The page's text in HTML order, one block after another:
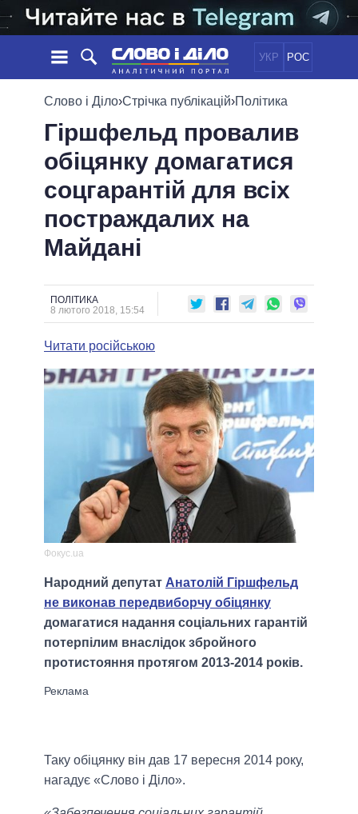
УКР РОС
НОВИНИ
СТРІЧКА
ПОДІЇ
СТАТТІ
ДУМКИ
ОГЛЯДИ
ДАЙДЖЕСТИ
ПОЛІТИКА
ЕКОНОМІКА
СУСПІЛЬСТВО
СВІТ
ОБIЦЯНКИ
ПОЛIТИКИ
УСІ ПОЛІТИКИ
ПРЕЗИДЕНТ І ОФІС
ВЕРХОВНА РАДА
ГОЛОВИ ОБЛАДМІНІСТРАЦІЙ
МЕРИ МІСТ
ВСІ ПЕРСОНИ
ІНФОГРАФІКА
ПОРІВНЯННЯ ПОЛІТИКІВ
Слово і Діло›Стрічка публікацій›Політика
Гіршфельд провалив
обіцянку домагатися
соцгарантій для всіх
постраждалих на
Майдані
ПОЛІТИКА
8 лютого 2018, 15:54
Читати російською
Фокус.ua
Народний депутат Анатолій Гіршфельд
не виконав передвиборчу обіцянку
домагатися надання соціальних гарантій
потерпілим внаслідок збройного
протистояння протягом 2013-2014 років.
Таку обіцянку він дав 17 вересня 2014 року,
нагадує «Слово і Діло».